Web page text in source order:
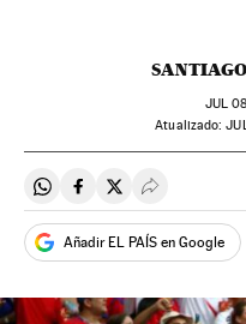
JUL
atualizado:
Compartir en Whatsapp
Compartir en
Compartir en
Desplegar
Añadir EL PAÍS en Google